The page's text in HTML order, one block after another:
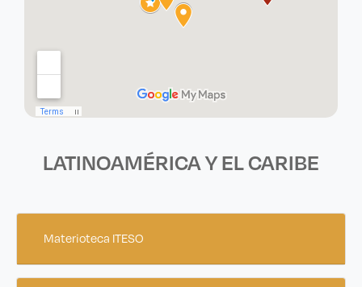
LATINOAMÉRICA Y EL CARIBE
Materioteca ITESO